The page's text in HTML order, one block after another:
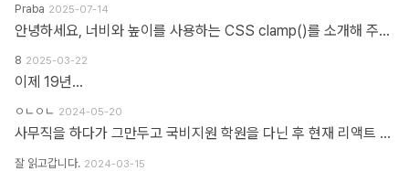
Praba 2025-07-14
안녕하세요, 너비와 높이를 사용하는 CSS clamp()를 소개해 주셔서 감사합니다. 작업 부담을 최소화하기 위해 calc(), min, max 등 언급하신 모든 기능을 갖춘 도구를 개발했습니다. https://clampgenerator.com/tools/layout-spacing-size/?property=width 에서 확인해 보세요. 즐거운 코딩 되세요.
8 2025-03-22
이제 19년...
ㅇㄴㅇㄴ 2024-05-20
사무직을 하다가 그만두고 국비지원 학원을 다닌 후 현재 리액트 개발자로 일하고 있습니다 다행인지 불행인지(?) 컴퓨터 학원을 간게 아니라 디자인 학원을 가게 되었고 그곳에서는 퍼블리셔와 프론트엔드 개발자의 용어를 혼동해서 사용하였습니다 즉 저는 한동한 "HTML 마크업 + 스타일링 + 약간의 이벤트" 오로지 "사용자가 보고 있는 부분"만 다루는 작업이 "프론트엔드 개발"로 알고 있었습니다 ============> 우리가 흔히 퍼블리셔라고 불리는 영역입니다 하지만 학습할수록 사용자 영역과 소위 백엔드라고 불리는 영역과의 호환이 필요하다는 것을 알게 되었고 그때부터 지금까지 배웠던것과 전혀 다른 역할과 기능들을 학습하게 되었습니다 즉 자바스크립트도 event와 document 부분이 아닌 배열과 객체를 편집하는 것을 배워야 하고 API를 호출해 어떻게 사용자 영역으로 가져와야 하는가 등등 기존 퍼블리셔 역할군과 전혀 다른 것들을 다루게 되었습니다 ============> 이것이 프론트엔드 영역입니다 제가 두 가지 길을 모두 걸어본 바 프론트엔드 개발은 퍼블리셔의 완벽한 상위 호환이고 추구하는 목적도, 기술도 완전히 다릅니다 처음부터 다른 길을 가야하고 생각의 구조도 다르게 가야합니다 그런 의미에서 처음에 퍼블리셔라는 말이 처음에는 편가르기 하는것처럼 싫었지만 지금은 명확하게 길을 제시한다는 관점에서 좋다는 생각을 해봅니다
잘 읽고갑니다. 2024-03-15